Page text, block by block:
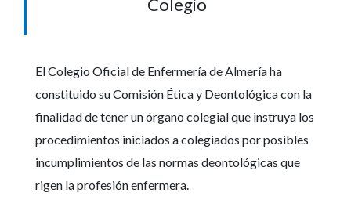
Colegio
El Colegio Oficial de Enfermería de Almería ha
constituido su Comisión Ética y Deontológica con la
finalidad de tener un órgano colegial que instruya los
procedimientos iniciados a colegiados por posibles
incumplimientos de las normas deontológicas que
rigen la profesión enfermera.